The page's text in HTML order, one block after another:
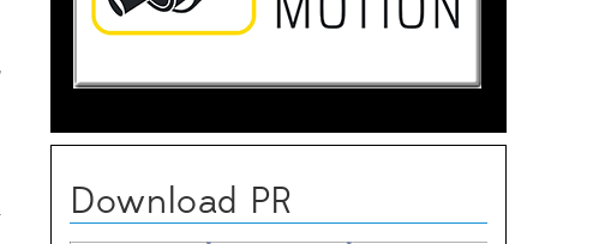
Download PR